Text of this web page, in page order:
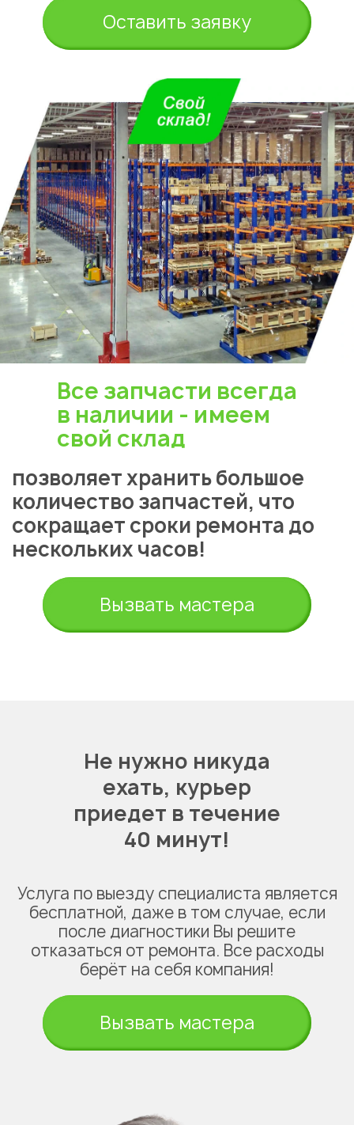
Оставить заявку
Все запчасти всегда
в наличии - имеем
свой склад
позволяет хранить большое
количество запчастей, что
сокращает сроки ремонта до
нескольких часов!
Вызвать мастера
Не нужно никуда
ехать, курьер
приедет в течение
40 минут!
Услуга по выезду специалиста является
бесплатной, даже в том случае, если
после диагностики Вы решите
отказаться от ремонта. Все расходы
берёт на себя компания!
Вызвать мастера